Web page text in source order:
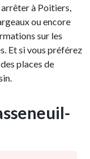
à Poitiers,
ou encore
sur les
Et si vous préférez
places de